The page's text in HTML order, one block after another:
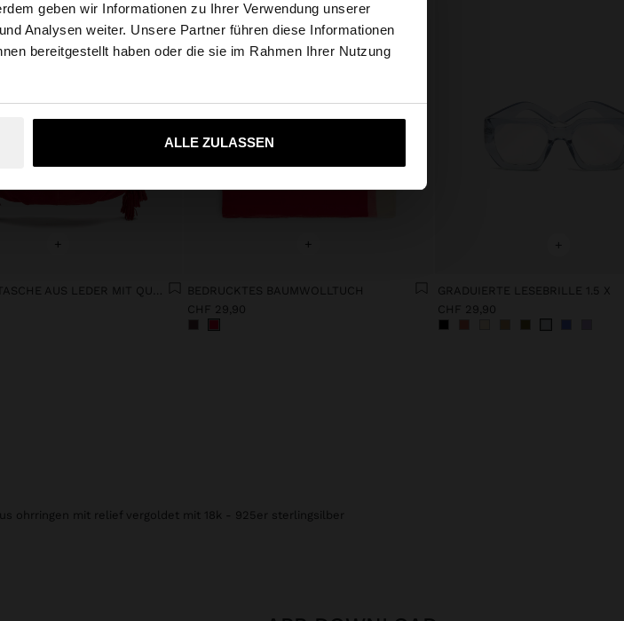
geben wir Informationen zu Ihrer Verwendung unserer
Analysen weiter. Unsere Partner führen diese Informationen
bereitgestellt haben oder die sie im Rahmen Ihrer Nutzung
ALLE ZULASSEN
Sie unsere United States Website
Schweiz Ja, bringen Sie mich zu United States
+ +
BEDRUCKTES BAUMWOLLTUCH
CHF 29,90
+
GRADUIERTE LESEBRILLE 1.5 X
CHF 29,90
ohrringen mit relief vergoldet mit 18k - 925er sterlingsilber